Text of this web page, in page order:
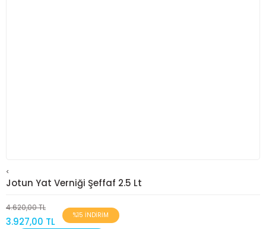
<
Jotun Yat Verniği Şeffaf 2.5 Lt
4.620,00 TL
3.927,00 TL
%15 İNDİRİM